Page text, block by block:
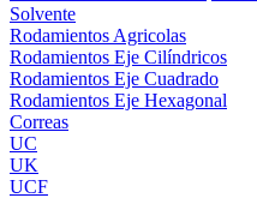
Solvente
Rodamientos Agricolas
Rodamientos Eje Cilíndricos
Rodamientos Eje Cuadrado
Rodamientos Eje Hexagonal
Correas
UC
UK
UCF